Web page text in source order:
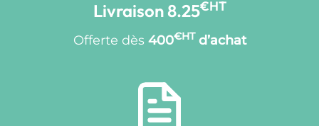
Livraison 8.25€HT
Offerte dès 400€HT d’achat